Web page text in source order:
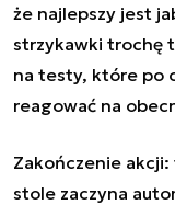
że najlepszy jest
strzykawki trochę
na testy, które po
reagować na
Zakończenie
stole zaczyna